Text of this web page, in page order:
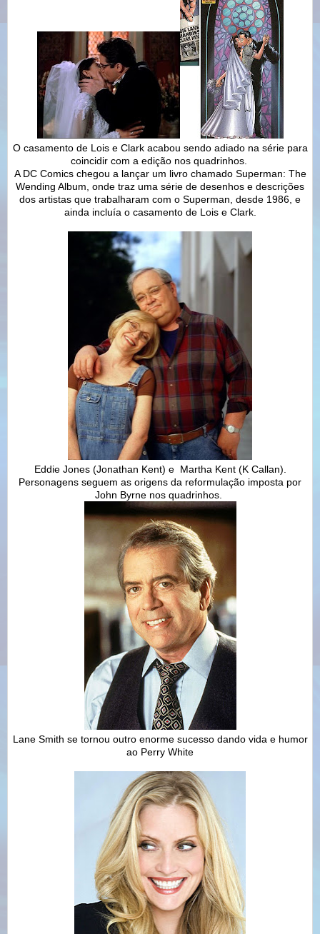
O casamento de Lois e Clark acabou sendo adiado na série para
coincidir com a edição nos quadrinhos.
A DC Comics chegou a lançar um livro chamado Superman: The
Wending Album, onde traz uma série de desenhos e descrições
dos artistas que trabalharam com o Superman, desde 1986, e
ainda incluía o casamento de Lois e Clark.
Eddie Jones (Jonathan Kent) e Martha Kent (K Callan).
Personagens seguem as origens da reformulação imposta por
John Byrne nos quadrinhos.
Lane Smith se tornou outro enorme sucesso dando vida e humor
ao Perry White